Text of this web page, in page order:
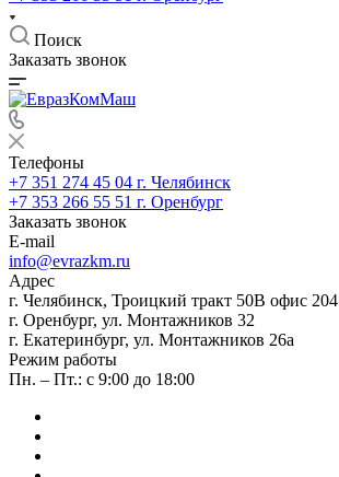
Поиск
Заказать звонок
Телефоны
+7 351 274 45 04 г. Челябинск
+7 353 266 55 51 г. Оренбург
Заказать звонок
E-mail
info@evrazkm.ru
Адрес
г. Челябинск, Троицкий тракт 50В офис 204
г. Оренбург, ул. Монтажников 32
г. Екатеринбург, ул. Монтажников 26а
Режим работы
Пн. – Пт.: с 9:00 до 18:00